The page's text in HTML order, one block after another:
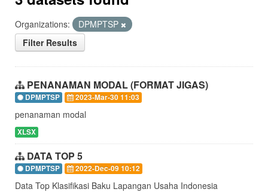
Organizations:
DPMPTSP
Filter Results
PENANAMAN MODAL (FORMAT JIGAS)
DPMPTSP 2023-Mar-30 11:03
penanaman modal
XLSX
DATA TOP 5
DPMPTSP 2022-Dec-09 10:12
Data Top Klasifikasi Baku Lapangan Usaha Indonesia